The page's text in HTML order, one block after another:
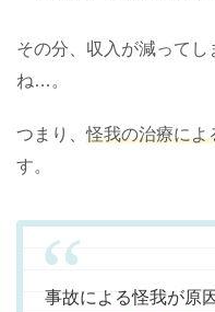
その分、収入が減ってし
ね…。
つまり、怪我の治療によ
す。
事故による怪我が原